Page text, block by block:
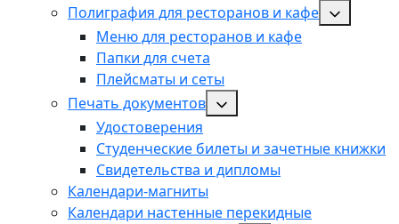
Полиграфия для ресторанов и кафе
Меню для ресторанов и кафе
Папки для счета
Плейсматы и сеты
Печать документов
Удостоверения
Студенческие билеты и зачетные книжки
Свидетельства и дипломы
Календари-магниты
Календари настенные перекидные